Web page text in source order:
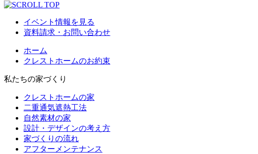
イベント情報を見る
資料請求・お問い合わせ
ホーム
クレストホームのお約束
私たちの家づくり
クレストホームの家
二重通気遮熱工法
自然素材の家
設計・デザインの考え方
家づくりの流れ
アフターメンテナンス